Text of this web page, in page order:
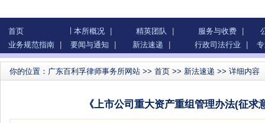
首页 本所概况 精英团队 服务与收费
业务规范指南
要闻与通知 新法速递 行政司法行业
你的位置： 广东百利孚律师事务所网站 >> 首页 >> 新法速递 >> 详细内容
《上市公司重大资产重组管理办法(征求